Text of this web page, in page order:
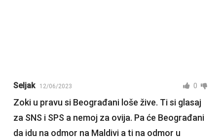
Seljak 12/06/2023 0
Zoki u pravu si Beograđani loše žive. Ti si glasaj
za SNS i SPS a nemoj za ovija. Pa će Beograđani
da idu na odmor na Maldivi a ti na odmor u